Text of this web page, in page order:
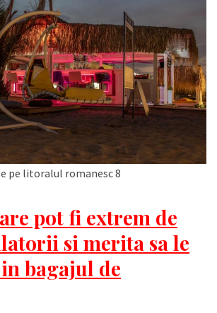
pe litoralul romanesc 8
pot fi extrem de
si merita sa le
bagajul de